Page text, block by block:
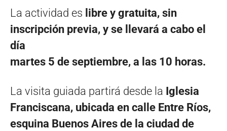
La actividad es libre y gratuita, sin
inscripción previa, y se llevará a cabo el
día
martes 5 de septiembre, a las 10 horas.
La visita guiada partirá desde la Iglesia
Franciscana, ubicada en calle Entre Ríos,
esquina Buenos Aires de la ciudad de